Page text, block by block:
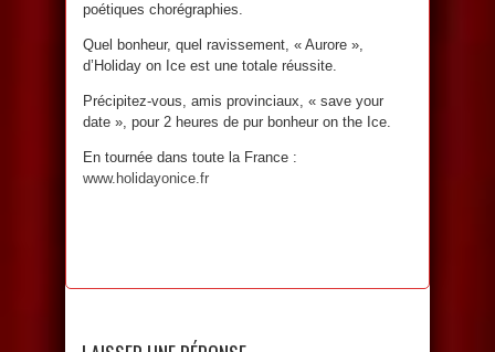
poétiques chorégraphies.
Quel bonheur, quel ravissement, « Aurore »,
d’Holiday on Ice est une totale réussite.
Précipitez-vous, amis provinciaux, « save your
date », pour 2 heures de pur bonheur on the Ice.
En tournée dans toute la France :
www.holidayonice.fr